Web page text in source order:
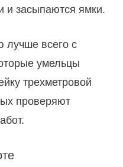
и засыпаются ямки.
лучше всего с
умельцы
трехметровой
проверяют